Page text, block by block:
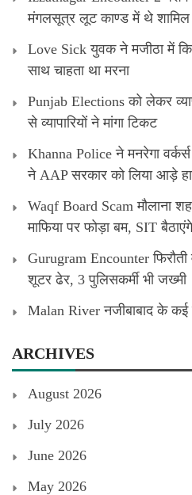
मंगलसूत्र लूट काण्‍ड में थे शामिल
Love Sick युवक ने मजीठा में
साथ चाहता था मरना
Punjab Elections को लेकर
से व्यापारियों ने मांगा टिकट
Khanna Police ने मनरेगा
ने AAP सरकार को लिया आड़े
Waqf Board Scam मौलाना
माफिया पर फोड़ा बम, SIT
Gurugram Encounter
शूटर ढेर, 3 पुलिसकर्मी भी जख्मी
Malan River नजीबाबाद के कई
ARCHIVES
August 2026
July 2026
June 2026
May 2026